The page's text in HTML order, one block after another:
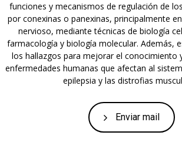
funciones y mecanismos de regulación de
por conexinas o panexinas, principalmente
nervioso, mediante técnicas de biología
farmacología y biología molecular. Además,
los hallazgos para mejorar el conocimiento
enfermedades humanas que afectan al
epilepsia y las distrofias
Enviar mail